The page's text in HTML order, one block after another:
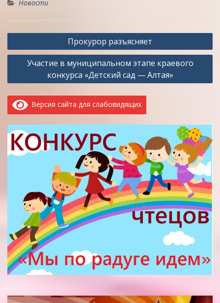
Новости
Навигация
по
записям
Прокурор разъясняет
Участие в муниципальном этапе краевого
конкурса «Детский сад — Алтая»
Версия сайта для слабовидящих